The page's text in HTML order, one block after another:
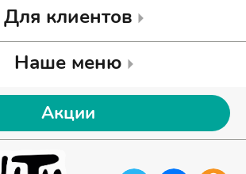
Для клиентов
Наше меню
Акции